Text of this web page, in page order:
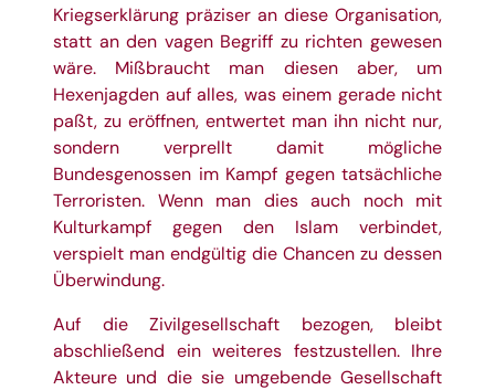
Kriegserklärung präziser an diese Organisation,
statt an den vagen Begriff zu richten gewesen
wäre. Mißbraucht man diesen aber, um
Hexenjagden auf alles, was einem gerade nicht
paßt, zu eröffnen, entwertet man ihn nicht nur,
sondern verprellt damit mögliche
Bundesgenossen im Kampf gegen tatsächliche
Terroristen. Wenn man dies auch noch mit
Kulturkampf gegen den Islam verbindet,
verspielt man endgültig die Chancen zu dessen
Überwindung.
Auf die Zivilgesellschaft bezogen, bleibt
abschließend ein weiteres festzustellen. Ihre
Akteure und die sie umgebende Gesellschaft